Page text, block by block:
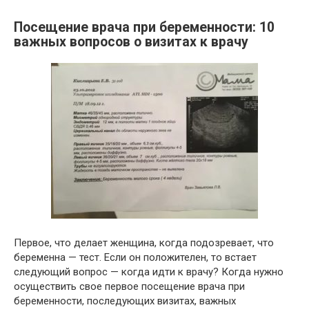
Посещение врача при беременности: 10
важных вопросов о визитах к врачу
Первое, что делает женщина, когда подозревает, что
беременна — тест. Если он положителен, то встает
следующий вопрос — когда идти к врачу? Когда нужно
осуществить свое первое посещение врача при
беременности, последующих визитах, важных